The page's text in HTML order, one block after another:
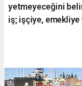
yetmeyeceğini
iş; işçiye,